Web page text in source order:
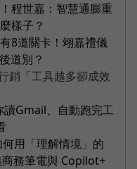
程世嘉：智慧通膨重
樣子？
8道關卡！翊嘉禮儀
道別？
銷「工具越多卻成效
Gmail、自動跑完工
用「理解情境」的
務筆電與 Copilot+